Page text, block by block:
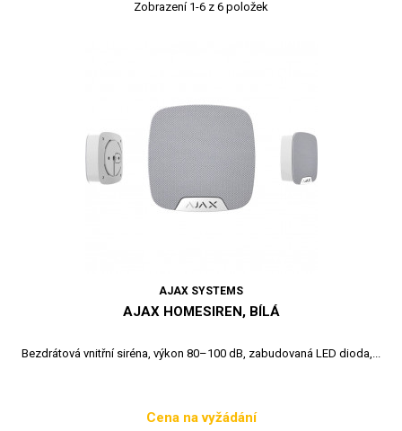
Zobrazení 1-6 z 6 položek
AJAX SYSTEMS
AJAX HOMESIREN, BÍLÁ
Bezdrátová vnitřní siréna, výkon 80–100 dB, zabudovaná LED dioda,...
Cena
Cena na vyžádání